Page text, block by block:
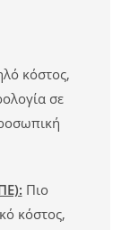
κόστος,
σε
Πιο
κόστος,